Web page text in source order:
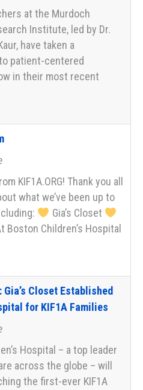
at the Murdoch
Institute, led by Dr.
have taken a
patient-centered
in their most recent
KIF1A.ORG! Thank you all
what we’ve been up to
Gia’s Closet
Boston Children’s Hospital
Closet Established
for KIF1A Families
Hospital – a top leader
across the globe – will
the first-ever KIF1A